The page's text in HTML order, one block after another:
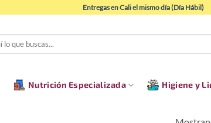
Entregas en Cali el mismo día (Día Hábil)
Nutrición Especializada Higiene y